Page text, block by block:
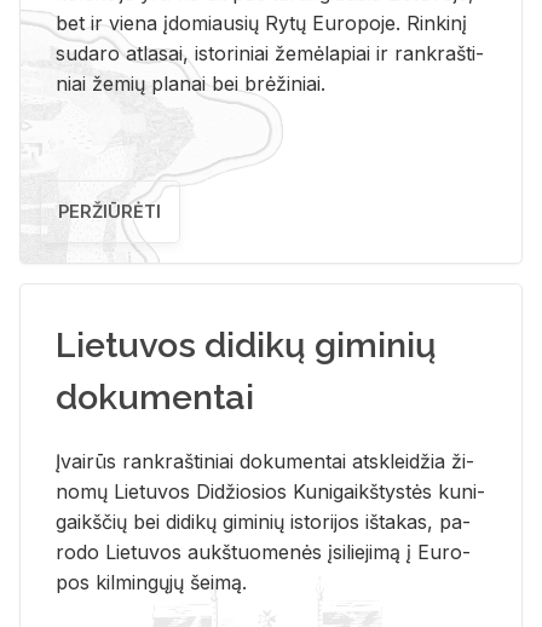
bet ir vie­na įdo­miau­sių Rytų Eu­ro­po­je. Rin­ki­nį
su­da­ro at­la­sai, is­to­ri­niai že­mė­la­piai ir rank­raš­ti­
niai že­mių pla­nai bei brė­ži­niai.
PERŽIŪRĖTI
Lietuvos didikų giminių
dokumentai
Įvai­rūs rank­raš­ti­niai do­ku­men­tai at­sklei­džia ži­
no­mų Lie­tu­vos Di­džio­sios Ku­ni­gaikš­tys­tės ku­ni­
gaikš­čių bei di­di­kų gi­mi­nių is­to­ri­jos iš­ta­kas, pa­
ro­do Lie­tu­vos aukš­tuo­me­nės įsi­lie­ji­mą į Eu­ro­
pos kil­min­gų­jų šei­mą.